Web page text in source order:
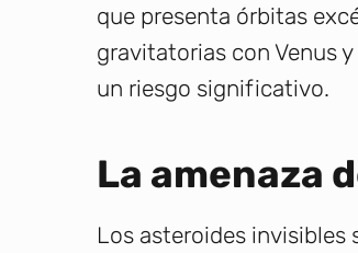
que presenta órbitas
gravitatorias con Venus
un riesgo significativo.
La amenaza
Los asteroides invisibles